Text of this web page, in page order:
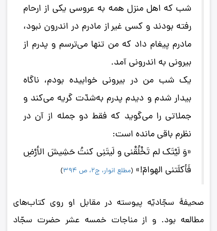
شب که اهل منزل همه به عروسی یکی از ارحام
رفته بودند و کسی غیر از مادرم در اندرون نبود،
مادرم پیغام داد که من تنها می‌ترسم و پدرم از
بیرونی به اندرونی آمد.
یک شب من در بیرونی خوابیده بودم، ناگاه
بیدار شدم و دیدم پدرم به‌شدّت گریه می‌کند و
جملاتی را می‌گوید که فقط دو جمله از آن در
نظرم باقی مانده است:
«وَ لَیْتَک لم تَخْلُقْنی و لَیتَنِی کنتُ حَشِیشَ الأرْضِ
فَأکلَتنی الهوامّ!» (مطلع انوار، ج2، ص 394 )
صحیفۀ سجّادیّه پیوسته در مقابل او روی کتاب‌های
مطالعه بود. و از مناجات خمسه عشر حضرت سجّاد